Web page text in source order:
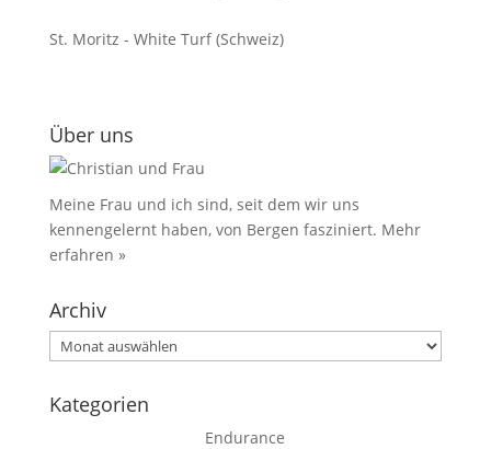
St. Moritz - White Turf (Schweiz)
Über uns
Meine Frau und ich sind, seit dem wir uns
kennengelernt haben, von Bergen fasziniert. Mehr
erfahren »
Archiv
Archiv
Kategorien
Endurance